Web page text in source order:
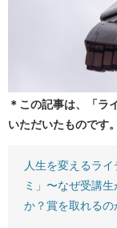
＊この記事は、「ラ
いただいたものです。
人生を変えるラ
ミ」〜なぜ受講
か？賞を取れる